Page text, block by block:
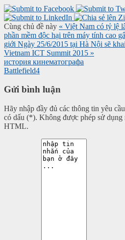
Cùng chủ đề này « Việt Nam có tỷ lệ
phần mềm độc hại trên máy tính cao
giới Ngày 25/6/2015 tại Hà Nội sẽ
Vietnam ICT Summit 2015 »
история кинематографа
Battlefield4
Gửi bình luận
Hãy nhập đầy đủ các thông tin yêu
có dấu (*). Không được phép sử dụng
HTML.